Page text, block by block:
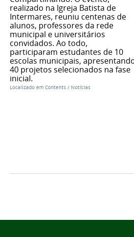
realizado na Igreja Batista de
Intermares, reuniu centenas de
alunos, professores da rede
municipal e universitários
convidados. Ao todo,
participaram estudantes de 10
escolas municipais,
40 projetos selecionados na fase
inicial.
Localizado em Contents / Notícias